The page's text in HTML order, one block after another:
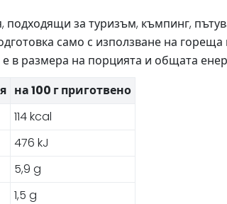
подходящи за туризъм, къмпинг,
само с използване на
е в размера на порцията и общата
на 100 г приготвено
114 kcal
476 kJ
5,9 g
1,5 g